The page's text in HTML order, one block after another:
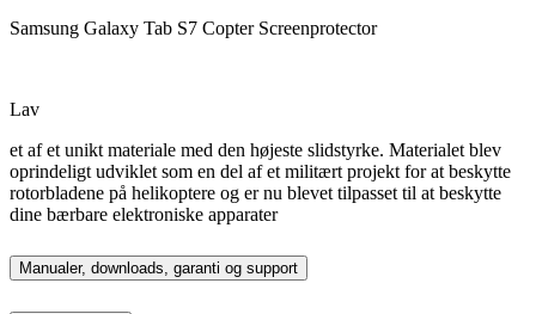
Samsung Galaxy Tab S7 Copter Screenprotector
Lav
et af et unikt materiale med den højeste slidstyrke. Materialet blev
oprindeligt udviklet som en del af et militært projekt for at beskytte
rotorbladene på helikoptere og er nu blevet tilpasset til at beskytte
dine bærbare elektroniske apparater
Manualer, downloads, garanti og support